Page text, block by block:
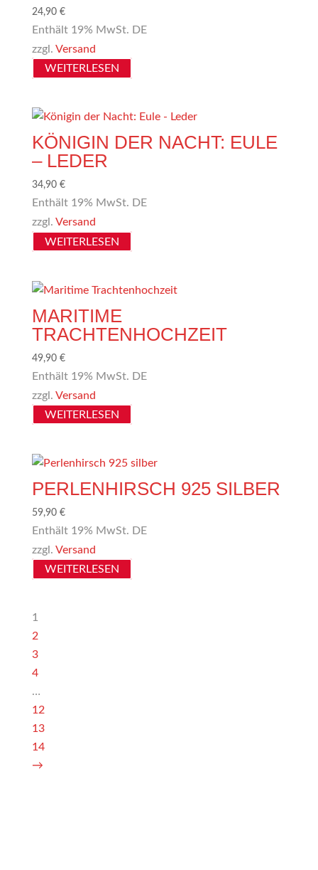
24,90 €
Enthält 19% MwSt. DE
zzgl. Versand
WEITERLESEN
KÖNIGIN DER NACHT: EULE
– LEDER
34,90 €
Enthält 19% MwSt. DE
zzgl. Versand
WEITERLESEN
MARITIME
TRACHTENHOCHZEIT
49,90 €
Enthält 19% MwSt. DE
zzgl. Versand
WEITERLESEN
PERLENHIRSCH 925 SILBER
59,90 €
Enthält 19% MwSt. DE
zzgl. Versand
WEITERLESEN
1
2
3
4
…
12
13
14
→